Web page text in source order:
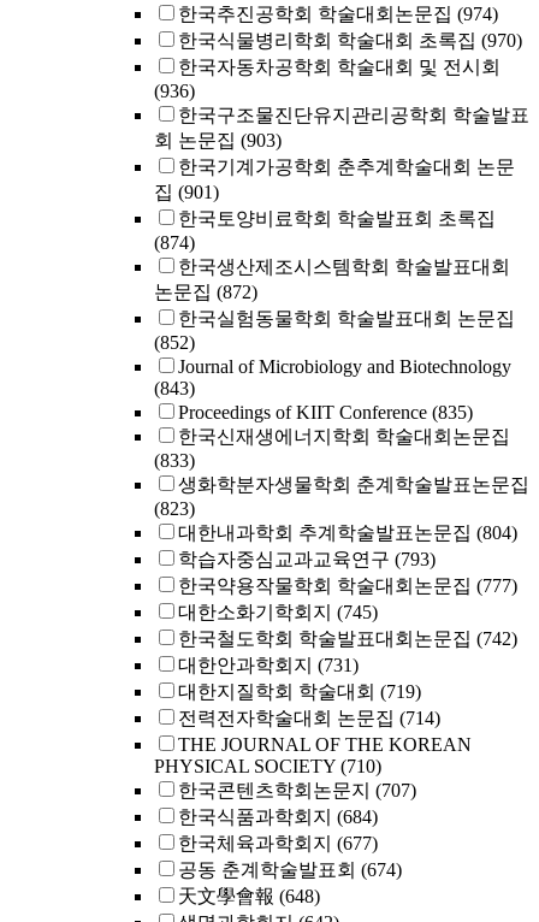
한국추진공학회 학술대회논문집 (974)
한국식물병리학회 학술대회 초록집 (970)
한국자동차공학회 학술대회 및 전시회
(936)
한국구조물진단유지관리공학회 학술발표
회 논문집 (903)
한국기계가공학회 춘추계학술대회 논문
집 (901)
한국토양비료학회 학술발표회 초록집
(874)
한국생산제조시스템학회 학술발표대회
논문집 (872)
한국실험동물학회 학술발표대회 논문집
(852)
Journal of Microbiology and Biotechnology
(843)
Proceedings of KIIT Conference (835)
한국신재생에너지학회 학술대회논문집
(833)
생화학분자생물학회 춘계학술발표논문집
(823)
대한내과학회 추계학술발표논문집 (804)
학습자중심교과교육연구 (793)
한국약용작물학회 학술대회논문집 (777)
대한소화기학회지 (745)
한국철도학회 학술발표대회논문집 (742)
대한안과학회지 (731)
대한지질학회 학술대회 (719)
전력전자학술대회 논문집 (714)
THE JOURNAL OF THE KOREAN
PHYSICAL SOCIETY (710)
한국콘텐츠학회논문지 (707)
한국식품과학회지 (684)
한국체육과학회지 (677)
공동 춘계학술발표회 (674)
天文學會報 (648)